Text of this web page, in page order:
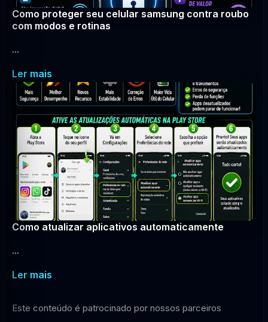
Como proteger seu celular samsung contra roubo
com modos e rotinas
...
Ler mais
Como atualizar aplicativos automaticamente
...
Ler mais
Este conteúdo é patrocinado por nossos parceiros